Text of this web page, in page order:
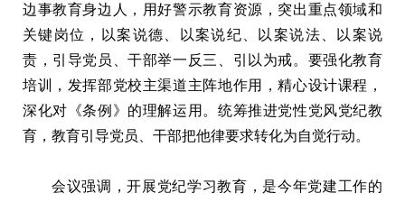
边事教育身边人，用好警示教育资源，突出重点领域和
关键岗位，以案说德、以案说纪、以案说法、以案说
责，引导党员、干部举一反三、引以为戒。要强化教育
培训，发挥部党校主渠道主阵地作用，精心设计课程，
深化对《条例》的理解运用。统筹推进党性党风党纪教
育，教育引导党员、干部把他律要求转化为自觉行动。
会议强调，开展党纪学习教育，是今年党建工作的